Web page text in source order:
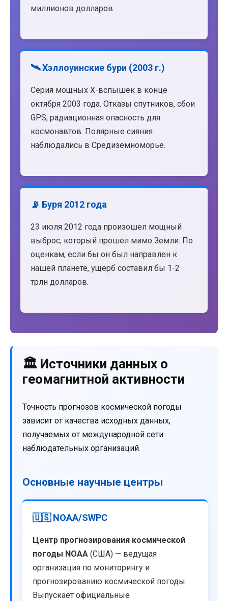
миллионов долларов.
🛰️ Хэллоуинские бури (2003 г.)
Серия мощных X-вспышек в конце
октября 2003 года. Отказы спутников, сбои
GPS, радиационная опасность для
космонавтов. Полярные сияния
наблюдались в Средиземноморье.
📡 Буря 2012 года
23 июля 2012 года произошел мощный
выброс, который прошел мимо Земли. По
оценкам, если бы он был направлен к
нашей планете, ущерб составил бы 1-2
трлн долларов.
🏛️ Источники данных о
геомагнитной активности
Точность прогнозов космической погоды
зависит от качества исходных данных,
получаемых от международной сети
наблюдательных организаций.
Основные научные центры
🇺🇸 NOAA/SWPC
Центр прогнозирования космической
погоды NOAA (США) — ведущая
организация по мониторингу и
прогнозированию космической погоды.
Выпускает официальные